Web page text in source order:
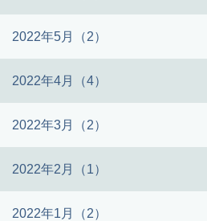
2022年5月（2）
2022年4月（4）
2022年3月（2）
2022年2月（1）
2022年1月（2）